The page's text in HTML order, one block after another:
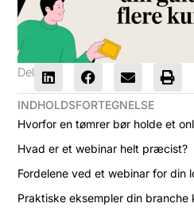
Del
INDHOLDSFORTEGNELSE
Hvorfor en tømrer bør holde et
Hvad er et webinar helt præcist?
Fordelene ved et webinar for din
Praktiske eksempler din branche